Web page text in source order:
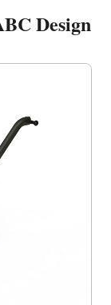
Design